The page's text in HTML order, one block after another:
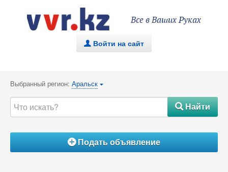
Все в Ваших Руках
. Войти на сайт
Выбранный регион: Аральск {
#Найти
ÁПодать объявление